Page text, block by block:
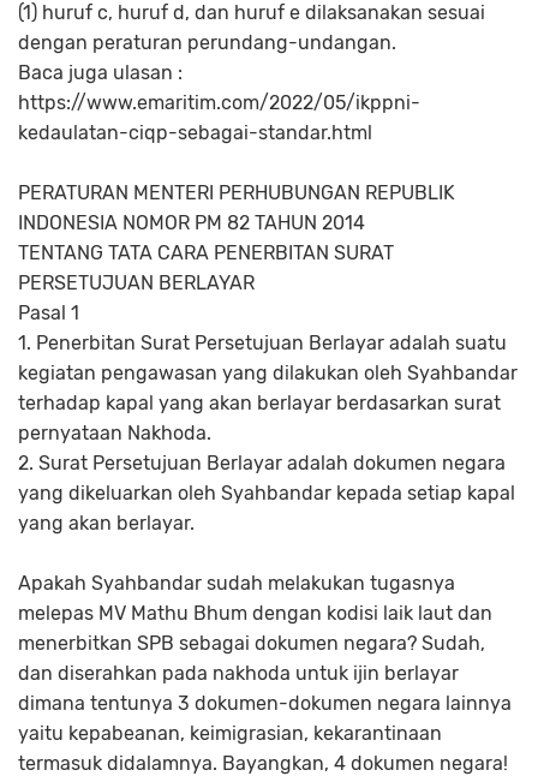
(1) huruf c, huruf d, dan huruf e dilaksanakan sesuai
dengan peraturan perundang-undangan.
Baca juga ulasan :
https://www.emaritim.com/2022/05/ikppni-
kedaulatan-ciqp-sebagai-standar.html
PERATURAN MENTERI PERHUBUNGAN REPUBLIK
INDONESIA NOMOR PM 82 TAHUN 2014
TENTANG TATA CARA PENERBITAN SURAT
PERSETUJUAN BERLAYAR
Pasal 1
1. Penerbitan Surat Persetujuan Berlayar adalah suatu
kegiatan pengawasan yang dilakukan oleh Syahbandar
terhadap kapal yang akan berlayar berdasarkan surat
pernyataan Nakhoda.
2. Surat Persetujuan Berlayar adalah dokumen negara
yang dikeluarkan oleh Syahbandar kepada setiap kapal
yang akan berlayar.
Apakah Syahbandar sudah melakukan tugasnya
melepas MV Mathu Bhum dengan kodisi laik laut dan
menerbitkan SPB sebagai dokumen negara? Sudah,
dan diserahkan pada nakhoda untuk ijin berlayar
dimana tentunya 3 dokumen-dokumen negara lainnya
yaitu kepabeanan, keimigrasian, kekarantinaan
termasuk didalamnya. Bayangkan, 4 dokumen negara!